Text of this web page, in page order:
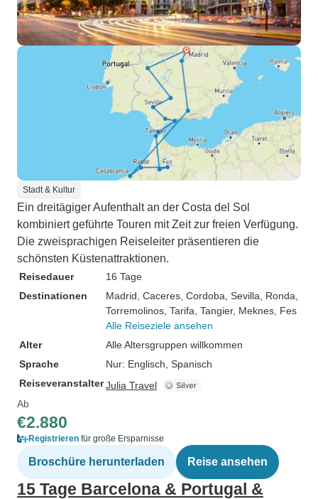
Stadt & Kultur
Ein dreitägiger Aufenthalt an der Costa del Sol
kombiniert geführte Touren mit Zeit zur freien Verfügung.
Die zweisprachigen Reiseleiter präsentieren die
schönsten Küstenattraktionen.
Reisedauer
16 Tage
Destinationen
Madrid , Caceres , Cordoba , Sevilla , Ronda
Torremolinos , Tarifa , Tangier, Meknes , Fes
Alle Reiseziele ansehen
Alter
Alle Altersgruppen willkommen
Sprache
Nur: Englisch, Spanisch
ReiseveranstalterJulia Travel
Ab
€2.880
Registrieren für große Ersparnisse
Broschüre herunterladen Reise ansehen
15 Tage Barcelona & Portugal &